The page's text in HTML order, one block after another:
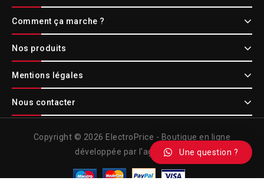
Comment ça marche ?
Nos produits
Mentions légales
Nous contacter
Copyright © 2026 ElectroPrice - Boutique en ligne
développée par l'agence EticUne question ?